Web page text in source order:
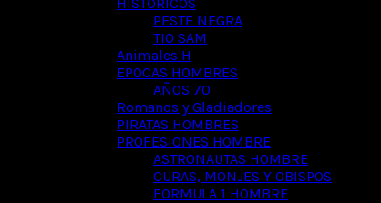
PESTE NEGRA
TIO SAM
Animales H
EPOCAS HOMBRES
AÑOS 70
Romanos y Gladiadores
PIRATAS HOMBRES
PROFESIONES HOMBRE
ASTRONAUTAS HOMBRE
CURAS, MONJES Y OBISPOS
FORMULA 1 HOMBRE